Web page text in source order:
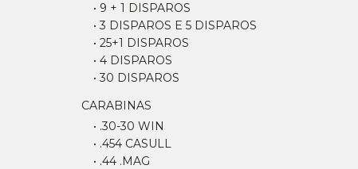
• 9 + 1 DISPAROS
• 3 DISPAROS E 5 DISPAROS
• 25+1 DISPAROS
• 4 DISPAROS
• 30 DISPAROS
CARABINAS
• .30-30 WIN
• .454 CASULL
• .44 .MAG